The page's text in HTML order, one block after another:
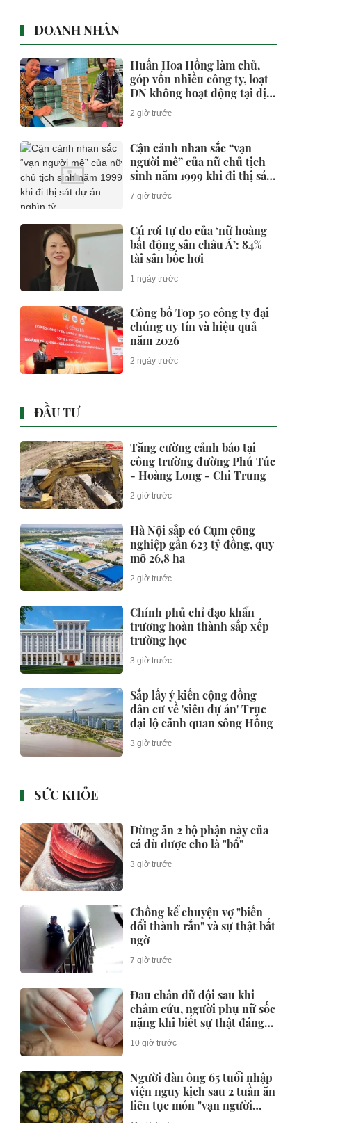
DOANH NHÂN
Huấn Hoa Hồng làm chủ,
góp vốn nhiều công ty, loạt
DN không hoạt động tại địa
chỉ
2 giờ trước
Cận cảnh nhan sắc “vạn
người mê” của nữ chủ tịch
sinh năm 1999 khi đi thị sát
dự án nghìn tỷ
7 giờ trước
Cú rơi tự do của ‘nữ hoàng
bất động sản châu Á’: 84%
tài sản bốc hơi
1 ngày trước
Công bố Top 50 công ty đại
chúng uy tín và hiệu quả
năm 2026
2 ngày trước
ĐẦU TƯ
Tăng cường cảnh báo tại
công trường đường Phú Túc
- Hoàng Long - Chi Trung
2 giờ trước
Hà Nội sắp có Cụm công
nghiệp gần 623 tỷ đồng, quy
mô 26,8 ha
2 giờ trước
Chính phủ chỉ đạo khẩn
trương hoàn thành sắp xếp
trường học
3 giờ trước
Sắp lấy ý kiến cộng đồng
dân cư về 'siêu dự án' Trục
đại lộ cảnh quan sông Hồng
3 giờ trước
SỨC KHỎE
Đừng ăn 2 bộ phận này của
cá dù được cho là "bổ"
3 giờ trước
Chồng kể chuyện vợ "biến
đổi thành rắn" và sự thật bất
ngờ
7 giờ trước
Đau chân dữ dội sau khi
châm cứu, người phụ nữ sốc
nặng khi biết sự thật đáng
sợ
10 giờ trước
Người đàn ông 65 tuổi nhập
viện nguy kịch sau 2 tuần ăn
liên tục món "vạn người
thích"